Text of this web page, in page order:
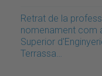
Retrat de la
nomenament com
Superior
Terrassa…